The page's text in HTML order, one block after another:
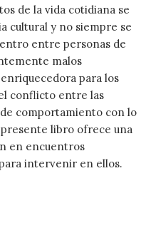
de la vida cotidiana se
cultural y no siempre se
entre personas de
malos
para los
conflicto entre las
comportamiento con lo
libro ofrece una
en encuentros
intervenir en ellos.